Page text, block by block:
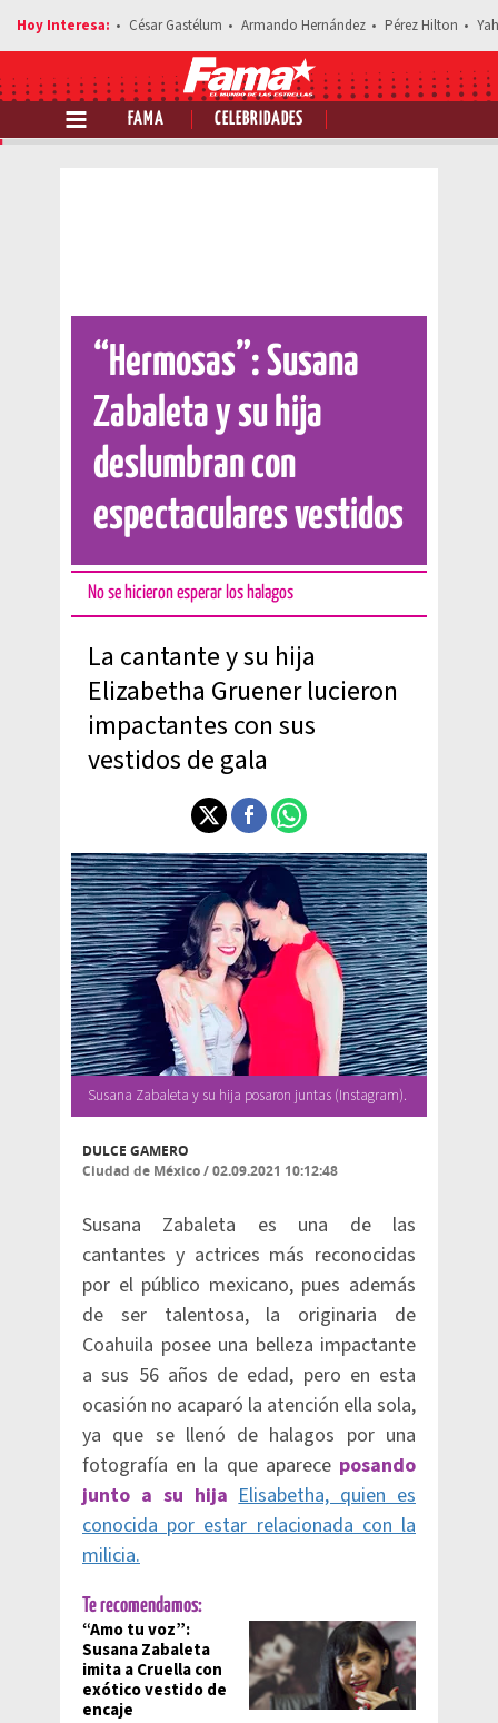
César Gastélum Armando Hernández Pérez Hilton
FAMA CELEBRIDADES
Comparte esta noticia
“Hermosas”: Susana
Zabaleta y su hija
deslumbran con
espectaculares vestidos
No se hicieron esperar los halagos
La cantante y su hija
Elizabetha Gruener lucieron
impactantes con sus
vestidos de gala
Susana Zabaleta y su hija posaron juntas (Instagram).
DULCE GAMERO
Ciudad de México/02.09.2021 10:12:48
Susana Zabaleta es una de las
cantantes y actrices más reconocidas
por el público mexicano, pues además
de ser talentosa, la originaria de
Coahuila posee una belleza impactante
a sus 56 años de edad, pero en esta
ocasión no acaparó la atención ella sola,
ya que se llenó de halagos por una
fotografía en la que aparece posando
junto a su hija Elisabetha, quien es
conocida por estar relacionada con la
milicia.
Te recomendamos:
“Amo tu voz”:
Susana Zabaleta
imita a Cruella con
exótico vestido de
encaje